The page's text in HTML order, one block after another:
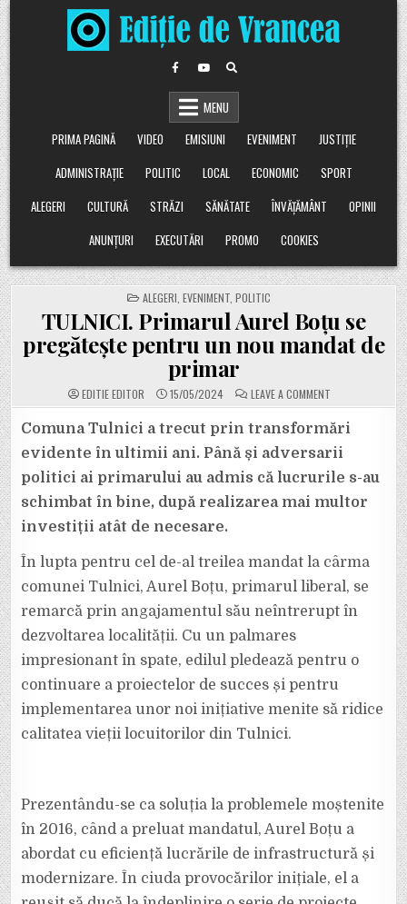
Skip
to
content
MENU
PRIMA PAGINĂ
VIDEO EMISIUNI EVENIMENT
JUSTIȚIE
ADMINISTRAȚIE
POLITIC LOCAL ECONOMIC
SPORT
ALEGERI
CULTURĂ STRĂZI SĂNĂTATE ÎNVĂȚĂMÂNT
OPINII
ANUNȚURI
EXECUTĂRI PROMO COOKIES
POSTED
IN
ALEGERI EVENIMENT POLITIC
TULNICI. Primarul Aurel Boțu se
pregătește pentru un nou mandat de
primar
EDITIE EDITOR 15/05/2024 LEAVE A COMMENTON
TULNICI.
AUREL
BOȚU
SE
PREGĂTEȘTE
PENTRU
UN
MANDAT
Comuna Tulnici a trecut prin transformări
evidente în ultimii ani. Până și adversarii
politici ai primarului au admis că lucrurile s-au
schimbat în bine, după realizarea mai multor
investiții atât de necesare.
În lupta pentru cel de-al treilea mandat la cârma
comunei Tulnici, Aurel Boțu, primarul liberal, se
remarcă prin angajamentul său neîntrerupt în
dezvoltarea localității. Cu un palmares
impresionant în spate, edilul pledează pentru o
continuare a proiectelor de succes și pentru
implementarea unor noi inițiative menite să ridice
calitatea vieții locuitorilor din Tulnici.
Prezentându-se ca soluția la problemele moștenite
în 2016, când a preluat mandatul, Aurel Boțu a
abordat cu eficiență lucrările de infrastructură și
modernizare. În ciuda provocărilor inițiale, el a